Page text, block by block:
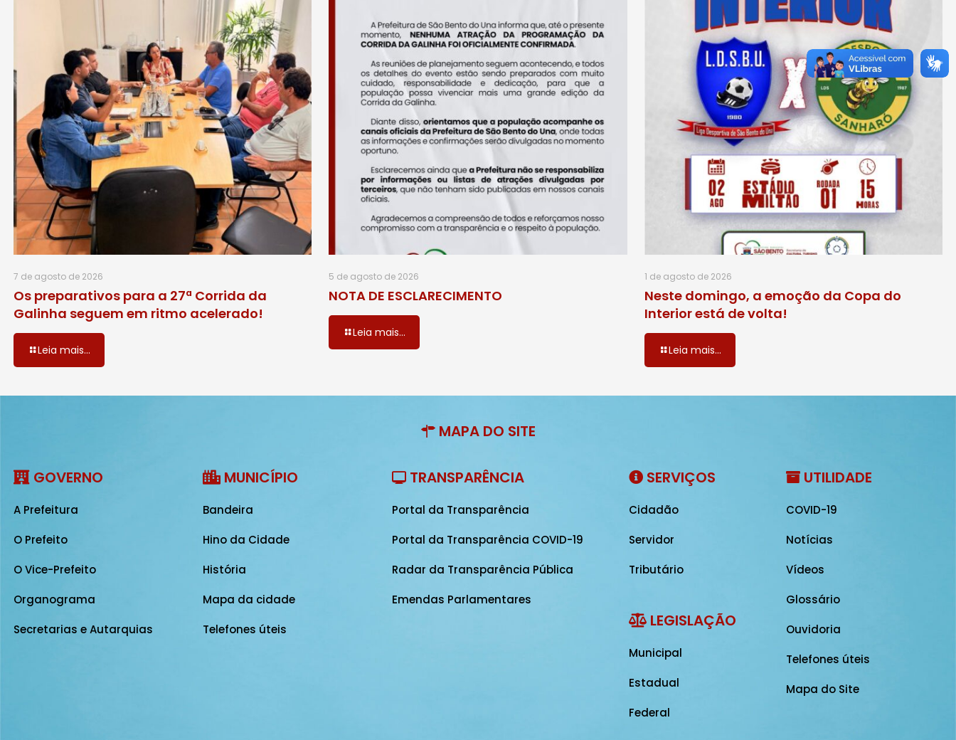
7 de agosto de 2026
Os preparativos para a 27ª Corrida da
Galinha seguem em ritmo acelerado!
Leia mais...
5 de agosto de 2026
NOTA DE ESCLARECIMENTO
Leia mais...
1 de agosto de 2026
Neste domingo, a emoção da Copa do
Interior está de volta!
Leia mais...
MAPA DO SITE
GOVERNO
A Prefeitura
O Prefeito
O Vice-Prefeito
Organograma
Secretarias e Autarquias
MUNICÍPIO
Bandeira
Hino da Cidade
História
Mapa da cidade
Telefones úteis
TRANSPARÊNCIA
Portal da Transparência
Portal da Transparência COVID-19
Radar da Transparência Pública
Emendas Parlamentares
SERVIÇOS
Cidadão
Servidor
Tributário
LEGISLAÇÃO
Municipal
Estadual
Federal
UTILIDADE
COVID-19
Notícias
Vídeos
Glossário
Ouvidoria
Telefones úteis
Mapa do Site